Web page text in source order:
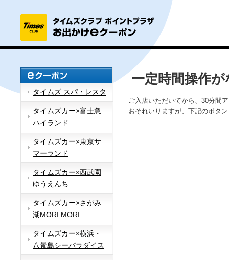
タイムズ スパ・レスタ
タイムズカー×富士急
ハイランド
タイムズカー×東京サ
マーランド
タイムズカー×西武園
ゆうえんち
タイムズカー×さがみ
湖MORI MORI
タイムズカー×横浜・
八景島シーパラダイス
一定時間操作
ご入店いただいてから、30分間
おそれいりますが、下記のボタ